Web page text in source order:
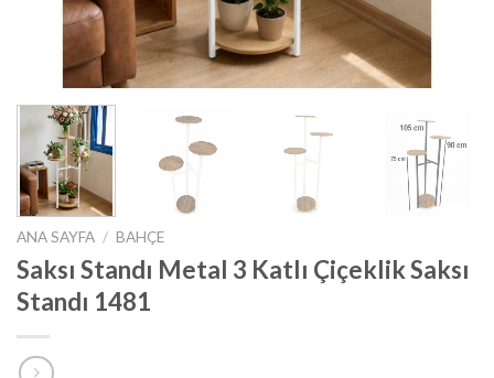
ANA SAYFA / BAHÇE
Saksı Standı Metal 3 Katlı Çiçeklik Saksı
Standı 1481